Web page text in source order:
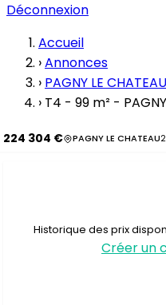
Déconnexion
Accueil
›Annonces
› PAGNY LE CHATEAU
› T4 - 99 m² -
224 304 € PAGNY LE CHATEAU
Historique des prix
Créer un